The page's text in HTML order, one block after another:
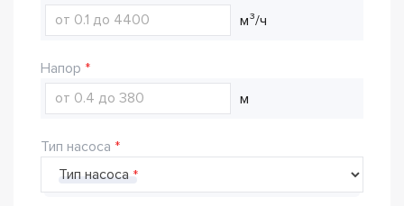
м³/ч
Напор
м
Тип насоса
Тип насоса